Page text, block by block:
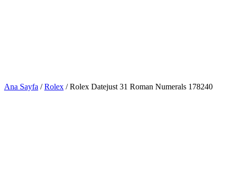
Ana Sayfa /Rolex / Rolex Datejust 31 Roman Numerals 178240